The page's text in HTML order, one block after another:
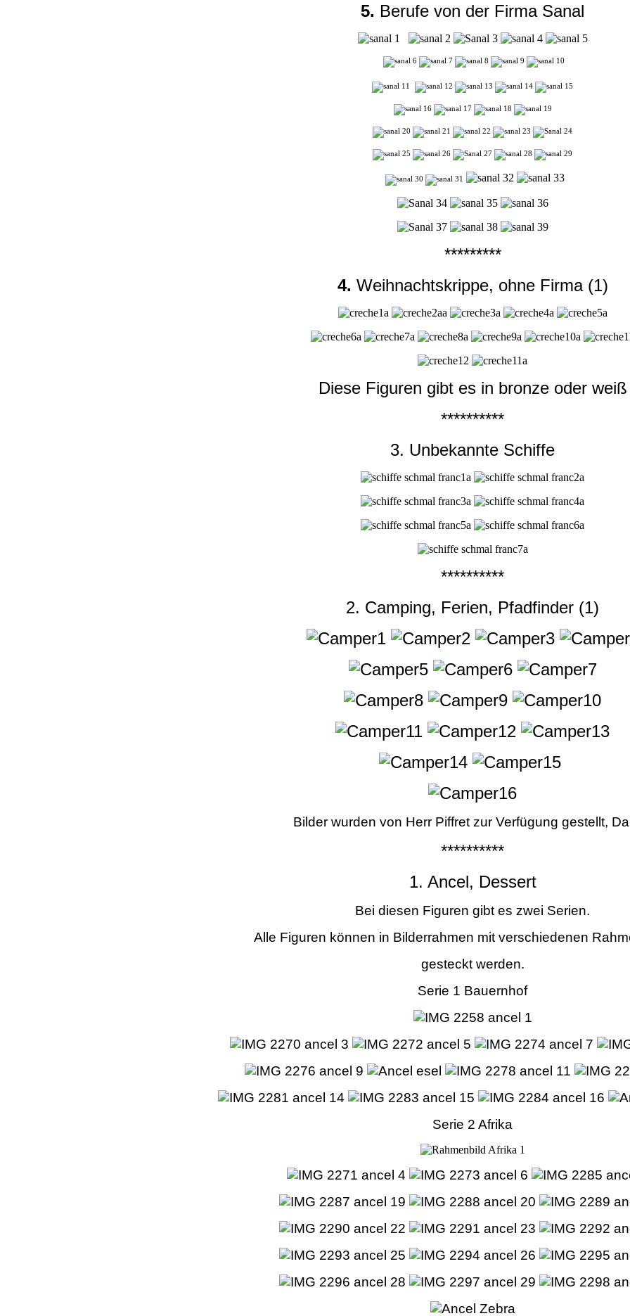
5. Berufe von der Firma Sanal
*********
4. Weihnachtskrippe, ohne Firma (1)
Diese Figuren gibt es in bronze oder weiß
**********
3. Unbekannte Schiffe
**********
2. Camping, Ferien, Pfadfinder (1)
Bilder wurden von Herr Piffret zur Verfügung gestellt,
**********
1. Ancel, Dessert
Bei diesen Figuren gibt es zwei Serien.
Alle Figuren können in Bilderrahmen mit verschiedenen
gesteckt werden.
Serie 1 Bauernhof
Serie 2 Afrika